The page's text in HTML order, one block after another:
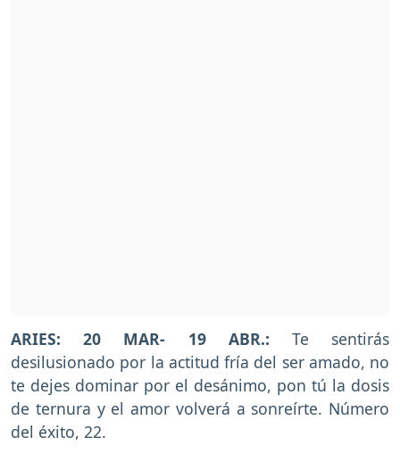
ARIES: 20 MAR- 19 ABR.: Te sentirás
desilusionado por la actitud fría del ser amado, no
te dejes dominar por el desánimo, pon tú la dosis
de ternura y el amor volverá a sonreírte. Número
del éxito, 22.